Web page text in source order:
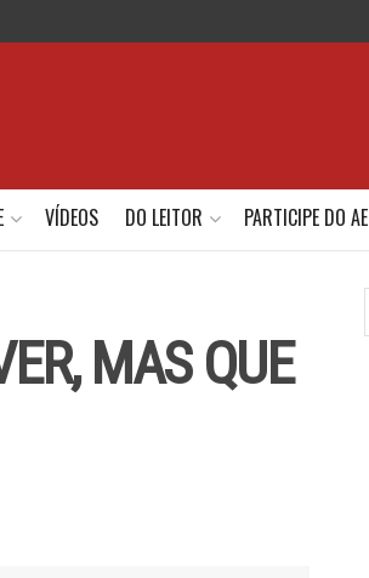
VÍDEOS DO LEITOR PARTICIPE DO AE
MAS QUE